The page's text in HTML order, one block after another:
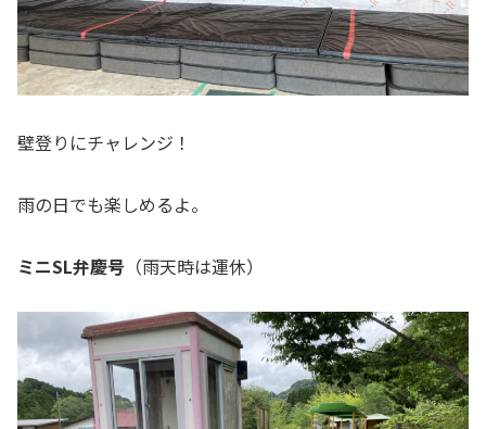
壁登りにチャレンジ！
雨の日でも楽しめるよ。
ミニSL弁慶号 （雨天時は運休）